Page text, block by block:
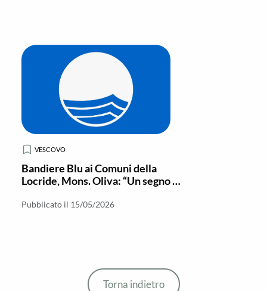
VESCOVO
Bandiere Blu ai Comuni della
Locride, Mons. Oliva: “Un segno di
Pubblicato il 15/05/2026
Torna indietro